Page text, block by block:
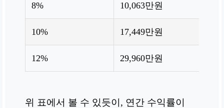
8% 10,063만원
10% 17,449만원
12% 29,960만원
위 표에서 볼 수 있듯이, 연간 수익률이